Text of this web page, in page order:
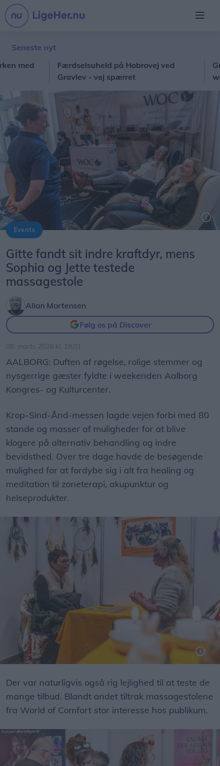
Seneste nyt
Færdselsuheld på Hobrovej ved
Gravlev - vej spærret
Guide:
Events
Gitte fandt sit indre kraftdyr, mens
Sophia og Jette testede
massagestole
Allan Mortensen
Følg os på Discover
08. marts 2026 kl. 19.01
AALBORG: Duften af røgelse, rolige stemmer og
nysgerrige gæster fyldte i weekenden Aalborg
Kongres- og Kulturcenter.
Krop-Sind-Ånd-messen lagde vejen forbi med 80
stande og masser af muligheder for at blive
klogere på alternativ behandling og indre
bevidsthed. Over tre dage havde de besøgende
mulighed for at fordybe sig i alt fra healing og
meditation til zoneterapi, akupunktur og
helseprodukter.
Der var naturligvis også rig lejlighed til at teste de
mange tilbud. Blandt andet tiltrak massagestolene
fra World of Comfort stor interesse hos publikum.